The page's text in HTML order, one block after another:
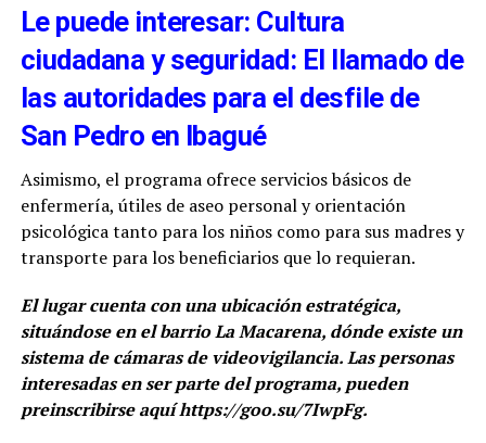
Le puede interesar: Cultura
ciudadana y seguridad: El llamado de
las autoridades para el desfile de
San Pedro en Ibagué
Asimismo, el programa ofrece servicios básicos de
enfermería, útiles de aseo personal y orientación
psicológica tanto para los niños como para sus madres y
transporte para los beneficiarios que lo requieran.
El lugar cuenta con una ubicación estratégica,
situándose en el barrio La Macarena, dónde existe un
sistema de cámaras de videovigilancia. Las personas
interesadas en ser parte del programa, pueden
preinscribirse aquí https://goo.su/7IwpFg.